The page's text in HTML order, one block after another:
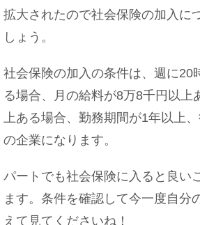
拡大されたので社会保険の加入に
しょう。
社会保険の加入の条件は、週に20
る場合、月の給料が8万8千円以上
上ある場合、勤務期間が1年以上
の企業になります。
パートでも社会保険に入ると良い
ます。条件を確認して今一度自分
えて見てくださいね！